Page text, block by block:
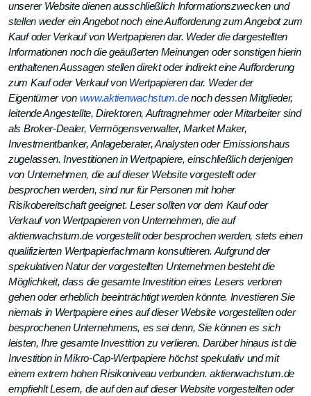
unserer Website dienen ausschließlich Informationszwecken und
stellen weder ein Angebot noch eine Aufforderung zum Angebot zum
Kauf oder Verkauf von Wertpapieren dar. Weder die dargestellten
Informationen noch die geäußerten Meinungen oder sonstigen hierin
enthaltenen Aussagen stellen direkt oder indirekt eine Aufforderung
zum Kauf oder Verkauf von Wertpapieren dar. Weder der
Eigentümer von www.aktienwachstum.de noch dessen Mitglieder,
leitende Angestellte, Direktoren, Auftragnehmer oder Mitarbeiter sind
als Broker-Dealer, Vermögensverwalter, Market Maker,
Investmentbanker, Anlageberater, Analysten oder Emissionshaus
zugelassen. Investitionen in Wertpapiere, einschließlich derjenigen
von Unternehmen, die auf dieser Website vorgestellt oder
besprochen werden, sind nur für Personen mit hoher
Risikobereitschaft geeignet. Leser sollten vor dem Kauf oder
Verkauf von Wertpapieren von Unternehmen, die auf
aktienwachstum.de vorgestellt oder besprochen werden, stets einen
qualifizierten Wertpapierfachmann konsultieren. Aufgrund der
spekulativen Natur der vorgestellten Unternehmen besteht die
Möglichkeit, dass die gesamte Investition eines Lesers verloren
gehen oder erheblich beeinträchtigt werden könnte. Investieren Sie
niemals in Wertpapiere eines auf dieser Website vorgestellten oder
besprochenen Unternehmens, es sei denn, Sie können es sich
leisten, Ihre gesamte Investition zu verlieren. Darüber hinaus ist die
Investition in Mikro-Cap-Wertpapiere höchst spekulativ und mit
einem extrem hohen Risikoniveau verbunden. aktienwachstum.de
empfiehlt Lesern, die auf den auf dieser Website vorgestellten oder